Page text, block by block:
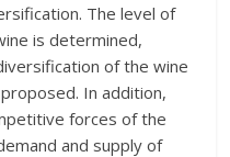
The level of
is determined,
of the wine
In addition,
forces of the
and supply of